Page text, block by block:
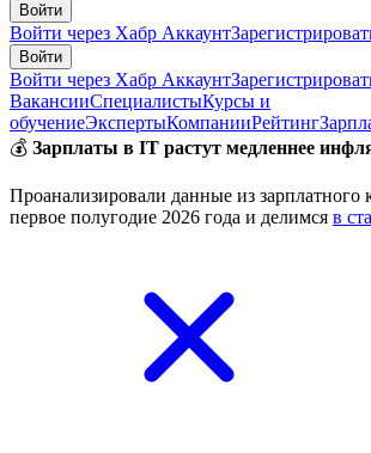
Войти
Войти через Хабр Аккаунт
Войти
Войти через Хабр Аккаунт
ВакансииСпециалистыКурсы и
обучениеЭкспертыКомпанииРейтинг
💰 Зарплаты в IT растут медленнее
Проанализировали данные из зарплатного
первое полугодие 2026 года и делимся в